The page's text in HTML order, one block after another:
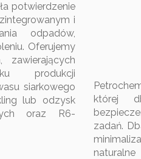
potwierdzenie
i
odpadów,
Oferujemy
zawierających
produkcji
siarkowego
lub odzysk
oraz R6-
której
zadań.